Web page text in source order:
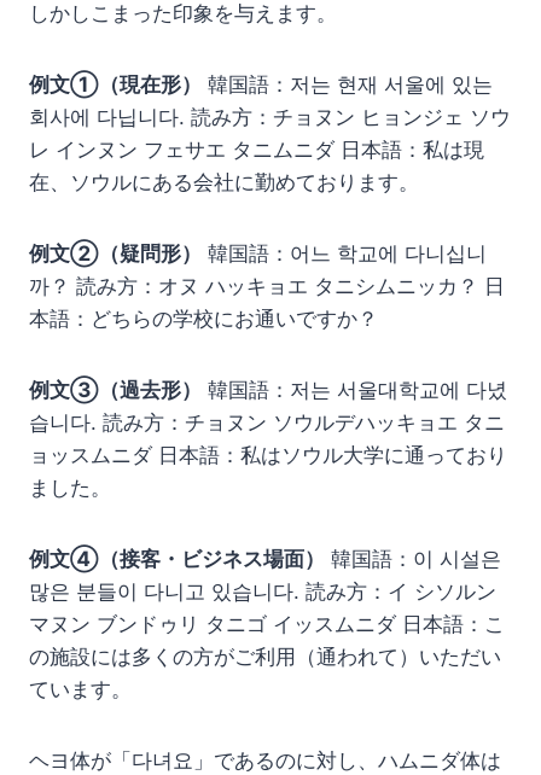
しかしこまった印象を与えます。
例文①（現在形）
韓国語：저는 현재 서울에 있는
회사에 다닙니다. 読み方：チョヌン ヒョンジェ ソウ
レ インヌン フェサエ タニムニダ 日本語：私は現
在、ソウルにある会社に勤めております。
例文②（疑問形）
韓国語：어느 학교에 다니십니
까？ 読み方：オヌ ハッキョエ タニシムニッカ？ 日
本語：どちらの学校にお通いですか？
例文③（過去形）
韓国語：저는 서울대학교에 다녔
습니다. 読み方：チョヌン ソウルデハッキョエ タニ
ョッスムニダ 日本語：私はソウル大学に通っており
ました。
例文④（接客・ビジネス場面）
韓国語：이 시설은
많은 분들이 다니고 있습니다. 読み方：イ シソルン
マヌン ブンドゥリ タニゴ イッスムニダ 日本語：こ
の施設には多くの方がご利用（通われて）いただい
ています。
ヘヨ体が「다녀요」であるのに対し、ハムニダ体は